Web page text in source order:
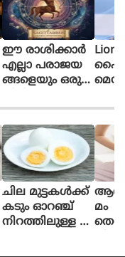
ഈ രാശിക്കാര്‍
എല്ലാ പരാജയ
ങ്ങളെയും ഒരു
വാക്കി മാറ്റുന്നു
ചില മുട്ടകള്‍ക്ക്
കടും ഓറഞ്ച്
നിറത്തിലുള്ള മ
മം